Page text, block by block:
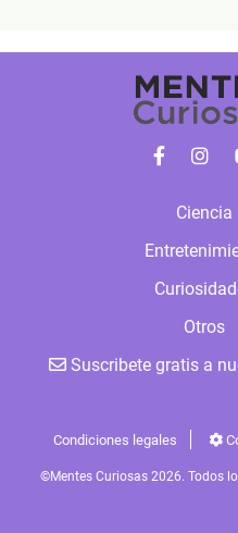
Ciencia
Otros
Suscribete gratis a
Condiciones legales
©Mentes Curiosas 2026. Todos